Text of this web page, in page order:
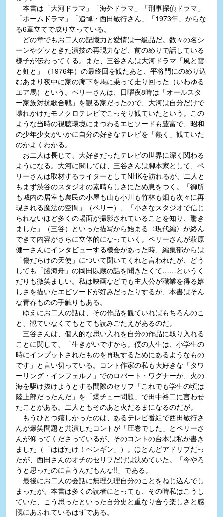
本書は「大河ドラマ」「海外ドラマ」「刑事探偵ドラマ」
「ホームドラマ」「追悼・西田敏行さん」「1973年」からな
る6章立てで成り立っている。
どの章でもお二人の記憶力と愛情は一級品だ。数々の名シ
ーンやグッときた演技の再現力など、前のめりで話している
様子が伝わってくる。また、三谷さんは大河ドラマ「風と雲
と虹と」（1976年）の最終回を観たあと、平将門にのめり込
むあまり夜中に家の廊下を馬に乗って走り回った（いわゆる
エア馬）という。ペリーさんは、日曜夜8時は「オールスタ
ー家族対抗歌合戦」を観る家だったので、大河は自分だけで
壊れかけたモノクロテレビでこっそり観ていたという。この
ような当時の視聴環境にまつわるエピソードも豊富で、昭和
の少年少女がいかに自分の好きなテレビを「熱く」観ていた
のかよくわかる。
お二人は長じて、大好きだったテレビの世界に深く関わる
ようになる。大河に関しては、三谷さんは脚本家として、ペ
リーさんは取材するライターとしてNHKを訪れるが、二人と
もまず渋谷のスタジオの素晴らしさにため息をつく。「御所
も城内の居室も農民の小屋も山も小川も竹林も畑も次々に再
現される魔法の空間」（ペリー）、「小さなスタジオで信じ
られないほど多くの場面が撮影されていることを知り、驚き
ました」（三谷）といった描写から始まる〈現代編〉が絡ん
できて内容がさらに立体的になっていく。ペリーさんが萩原
健一さんにインタビューする機会があった時、編集部からは
「傷だらけの天使」について聞いてくれと言われたが、どう
しても「勝海舟」の岡田以蔵の話を聞きたくて……というく
だりも微笑ましい。私は映画などでも主人公が職業を得る嬉
しさを描いたエピソードが好みだったりするが、本書はそん
な青春ものの手触りもある。
ゆえにお二人の話は、その作品を観ていればもちろんのこ
と、観ていなくてもとても読みごたえがあるのだ。
三谷さんは、個人的な思い入れを自分の作品に取り入れる
ことに関して、「生きがいですから。僕の人生は、小学生の
時にインプットされたものを再現するためにあるようなもの
です」と言い切っている。コント作家の私も大好きな「タワ
ーリング・インフェルノ」でのロバート・ワグナーが、火の
海を駆け抜けようとする間際のセリフ「これでも学生の頃は
陸上部だったんだ」を「爆チュー問題」で田中裕二に言わせ
たことがある。二人ともそのあと火だるまになるのだが。
もうひとつ嬉しかったのは、あるテレビ番組で西田敏行さ
んが爆笑問題と共演したコントが「圧巻でした」とペリーさ
んが仰ってくださっているが、そのコントの台本は私が書き
ました（「はばたけ！ペンギン」）。ほとんどアドリブだっ
たが、西田さんのオチのセリフだけは決めていた。「今やろ
うと思ったのに言うんだもんな!!」である。
最後にお二人の会話に無理矢理自分のことをねじ込んでし
まったが、本書は多くの読者にとっても、その時私はこうし
ていた、こう思ったといった自分史と重なり合う楽しさと感
慨にあふれているはずである。